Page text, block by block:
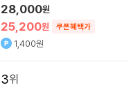
25,200원 쿠폰혜택가
28,000원
1,400원
3